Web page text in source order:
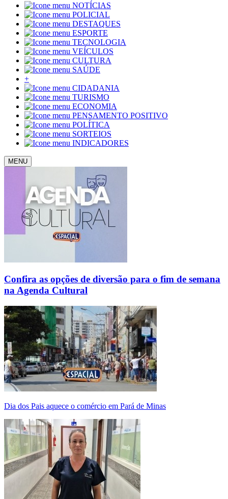
NOTÍCIAS
POLICIAL
DESTAQUES
ESPORTE
TECNOLOGIA
VEÍCULOS
CULTURA
SAÚDE
+
CIDADANIA
TURISMO
ECONOMIA
PENSAMENTO POSITIVO
POLÍTICA
SORTEIOS
INDICADORES
MENU
Confira as opções de diversão para o fim de semana
na Agenda Cultural
Dia dos Pais aquece o comércio em Pará de Minas